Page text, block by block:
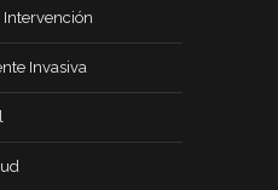
Invasiva